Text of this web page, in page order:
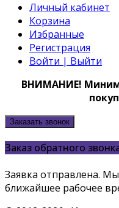
Личный кабинет
Корзина
Избранные
Регистрация
Войти | Выйти
ВНИМАНИЕ!
Заказать звонок
Заказ обратного
Заявка отправлена.
ближайшее рабочее